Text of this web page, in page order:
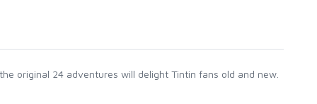
original 24 adventures will delight Tintin fans old and new.